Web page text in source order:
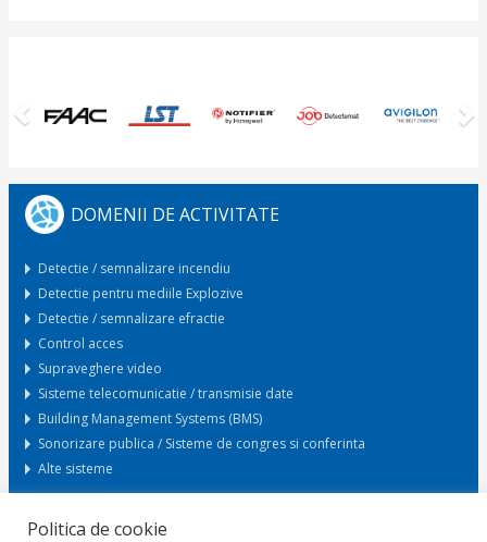
DOMENII DE ACTIVITATE
Detectie / semnalizare incendiu
Detectie pentru mediile Explozive
Detectie / semnalizare efractie
Control acces
Supraveghere video
Sisteme telecomunicatie / transmisie date
Building Management Systems (BMS)
Sonorizare publica / Sisteme de congres si conferinta
Alte sisteme
Politica de cookie